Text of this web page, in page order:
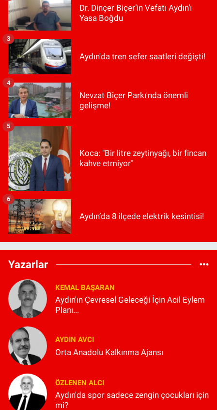
Dr. Dinçer Biçer’in Vefatı Aydın’ı
Yasa Boğdu
Aydın'da tren sefer saatleri değişti!
3
Nevzat Biçer Parkı'nda önemli
gelişme!
4
Koca: "Bir litre zeytinyağı, bir fincan
kahve etmiyor"
5
Aydın’da 8 ilçede elektrik kesintisi!
6
Yazarlar
KEMAL BAŞARAN
Aydın'ın Çevresel Geleceği İçin Acil Eylem
Planı...
AYDIN AVCI
Orta Anadolu Kalkınma Ajansı
ÖZLENEN ALCI
Aydın'da spor sadece zengin çocukları için
mi?